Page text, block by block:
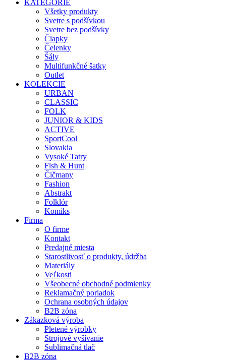
KATEGÓRIE
Všetky produkty
Svetre s podšívkou
Svetre bez podšívky
Čiapky
Čelenky
Šály
Multifunkčné šatky
Outlet
KOLEKCIE
URBAN
CLASSIC
FOLK
JUNIOR & KIDS
ACTIVE
SportCool
Slovakia
Vysoké Tatry
Fish & Hunt
Čičmany
Fashion
Abstrakt
Folklór
Komiks
Firma
O firme
Kontakt
Predajné miesta
Starostlivosť o produkty, údržba
Materiály
Veľkosti
Všeobecné obchodné podmienky
Reklamačný poriadok
Ochrana osobných údajov
B2B zóna
Zákazková výroba
Pletené výrobky
Strojové vyšívanie
Sublimačná tlač
B2B zóna